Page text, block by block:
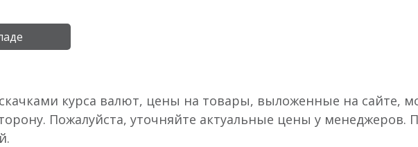
курса валют, цены на товары, выложенные на сайте,
Пожалуйста, уточняйте актуальные цены у